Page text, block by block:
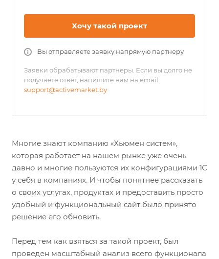
Хочу такой проект
Вы отправляете заявку напрямую партнеру
Заявки обрабатывают партнеры. Если вы долго не
получаете ответ, напишите нам на email
support@activemarket.by
Многие знают компанию «Хьюмен систем»,
которая работает на нашем рынке уже очень
давно и многие пользуются их конфигурациями 1С
у себя в компаниях. И чтобы понятнее рассказать
о своих услугах, продуктах и предоставить просто
удобный и функциональный сайт было принято
решение его обновить.
Перед тем как взяться за такой проект, был
проведен масштабный анализ всего функционала